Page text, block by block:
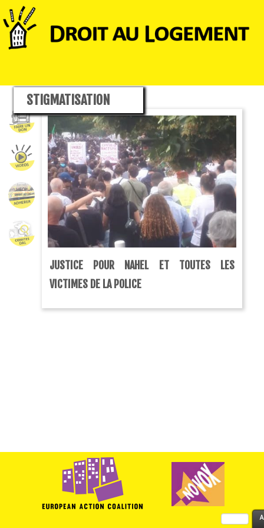
STIGMATISATION
JUSTICE POUR NAHEL ET TOUTES LES
VICTIMES DE LA POLICE
Rechercher :